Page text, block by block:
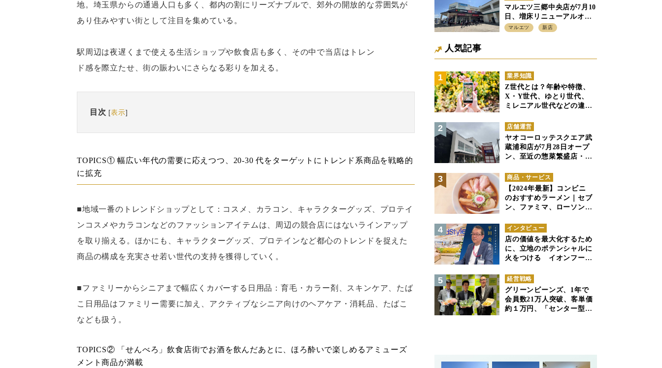
地。埼玉県からの通過人口も多く、都内の割にリーズナブルで、郊外の開放的な雰囲気が
あり住みやすい街として注目を集めている。
駅周辺は夜遅くまで使える生活ショップや飲食店も多く、その中で当店はトレン
ド感を際立たせ、街の賑わいにさらなる彩りを加える。
目次 [表示]
TOPICS① 幅広い年代の需要に応えつつ、20-30 代をターゲットにトレンド系商品を戦略的
に拡充
■地域一番のトレンドショップとして：コスメ、カラコン、キャラクターグッズ、プロテイ
ンコスメやカラコンなどのファッションアイテムは、周辺の競合店にはないラインアップ
を取り揃える。ほかにも、キャラクターグッズ、プロテインなど都心のトレンドを捉えた
商品の構成を充実させ若い世代の支持を獲得していく。
■ファミリーからシニアまで幅広くカバーする日用品：育毛・カラー剤、スキンケア、たば
こ日用品はファミリー需要に加え、アクティブなシニア向けのヘアケア・消耗品、たばこ
なども扱う。
TOPICS② 「せんべろ」飲食店街でお酒を飲んだあとに、ほろ酔いで楽しめるアミューズ
メント商品が満載
マルエツ三郷中央店が7月10
日、増床リニューアルオー
プン、「アーバン500坪モデ
マルエツ 新店
人気記事
業界知識
Z世代とは？年齢や特徴、
X・Y世代、ゆとり世代、
ミレニアル世代などの違い
店舗運営
ヤオコーロッテスクエア武
蔵浦和店が7月28日オープ
ン、至近の惣菜繁盛店・武
すみ分け
商品・サービス
【2024年最新】コンビニ
のおすすめラーメン｜セブ
ン、ファミマ、ローソンの
インタビュー
店の価値を最大化するため
に、立地のポテンシャルに
火をつける イオンフード
経営戦略
グリーンビーンズ、1年で
会員数21万人突破、客単価
約１万円、「センター型の